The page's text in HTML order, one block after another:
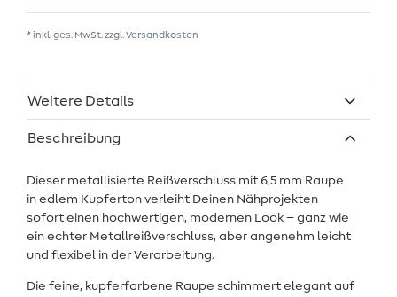
* inkl. ges. MwSt. zzgl.Versandkosten
Weitere Details
Beschreibung
Dieser metallisierte Reißverschluss mit 6,5 mm Raupe
in edlem Kupferton verleiht Deinen Nähprojekten
sofort einen hochwertigen, modernen Look – ganz wie
ein echter Metallreißverschluss, aber angenehm leicht
und flexibel in der Verarbeitung.
Die feine, kupferfarbene Raupe schimmert elegant auf